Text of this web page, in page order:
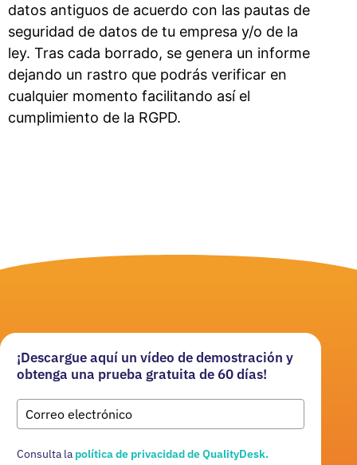
datos antiguos de acuerdo con las pautas de
seguridad de datos de tu empresa y/o de la
ley. Tras cada borrado, se genera un informe
dejando un rastro que podrás verificar en
cualquier momento facilitando así el
cumplimiento de la RGPD.
¡Descargue aquí un vídeo de demostración y
obtenga una prueba gratuita de 60 días!
Consulta la política de privacidad de QualityDesk.